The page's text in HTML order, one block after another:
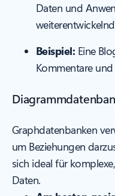
Daten und
Beispiel: Eine
Kommentare
Graphdatenbanken
um Beziehungen
sich ideal für
Daten.